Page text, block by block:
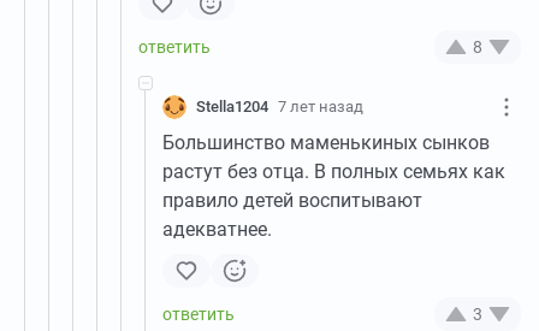
8
Stella1204 7 лет назад
Большинство маменькиных сынков
растут без отца. В полных семьях как
правило детей воспитывают
адекватнее.
3